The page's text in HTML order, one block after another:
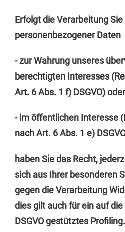
Erfolgt die Verarbeitung
personenbezogener Daten
- zur Wahrung unseres
berechtigten Interesses
Art. 6 Abs. 1 f) DSGVO) oder
- im öffentlichen Interesse
nach Art. 6 Abs. 1 e)
haben Sie das Recht,
sich aus Ihrer besonderen
gegen die Verarbeitung
dies gilt auch für ein auf
DSGVO gestütztes Profiling.